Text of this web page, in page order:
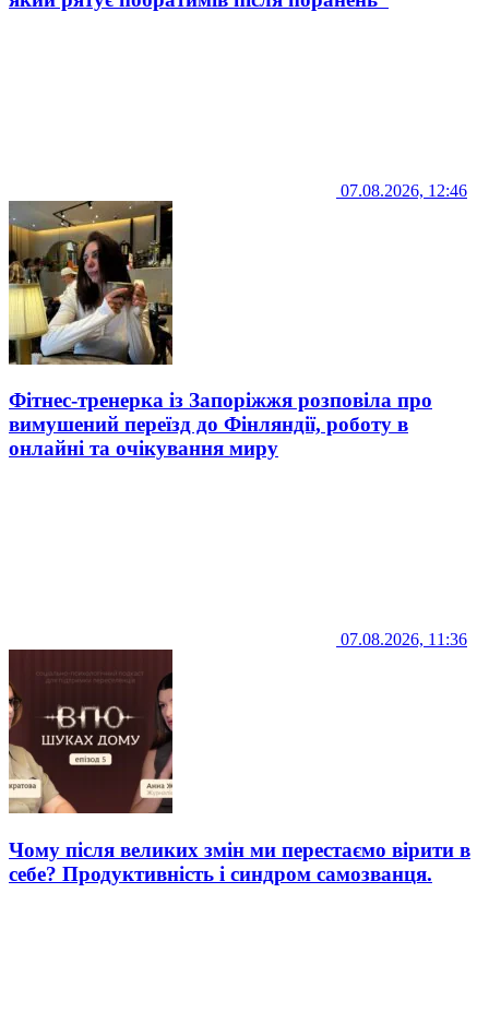
07.08.2026, 12:46
Фітнес-тренерка із Запоріжжя розповіла про
вимушений переїзд до Фінляндії, роботу в
онлайні та очікування миру
07.08.2026, 11:36
Чому після великих змін ми перестаємо вірити в
себе? Продуктивність і синдром самозванця.